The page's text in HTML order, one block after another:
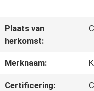
VIDEOS
ONGEVEER
ONS
Plaats van
herkomst:
Merknaam:
Certificering: